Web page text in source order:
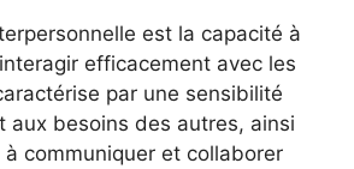
est la capacité à
efficacement avec les
par une sensibilité
aux besoins des autres, ainsi
à communiquer et collaborer